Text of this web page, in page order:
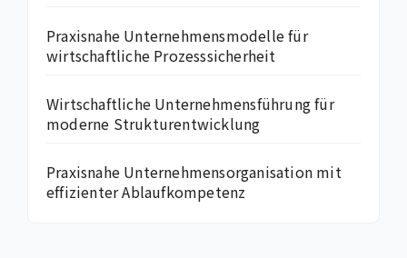
Praxisnahe Unternehmensmodelle für
wirtschaftliche Prozesssicherheit
Wirtschaftliche Unternehmensführung für
moderne Strukturentwicklung
Praxisnahe Unternehmensorganisation mit
effizienter Ablaufkompetenz